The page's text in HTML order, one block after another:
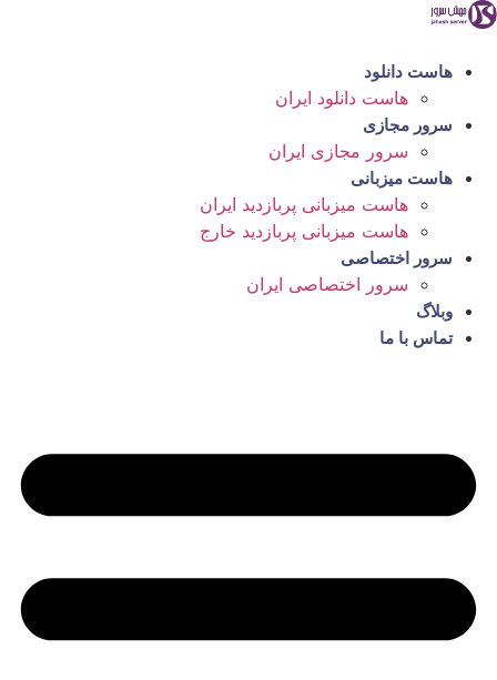
پرش
محتوا
هاست دانلود
هاست دانلود ایران
سرور مجازی
سرور مجازی ایران
هاست میزبانی
هاست میزبانی پربازدید ایران
هاست میزبانی پربازدید خارج
سرور اختصاصی
سرور اختصاصی ایران
وبلاگ
تماس با ما